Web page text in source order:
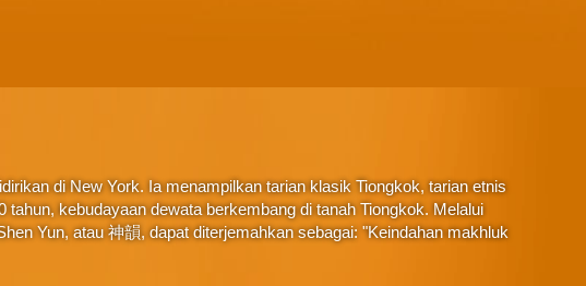
di New York. Ia menampilkan tarian klasik Tiongkok, tarian etnis
kebudayaan dewata berkembang di tanah Tiongkok. Melalui
Yun, atau 神韻, dapat diterjemahkan sebagai: "Keindahan makhluk